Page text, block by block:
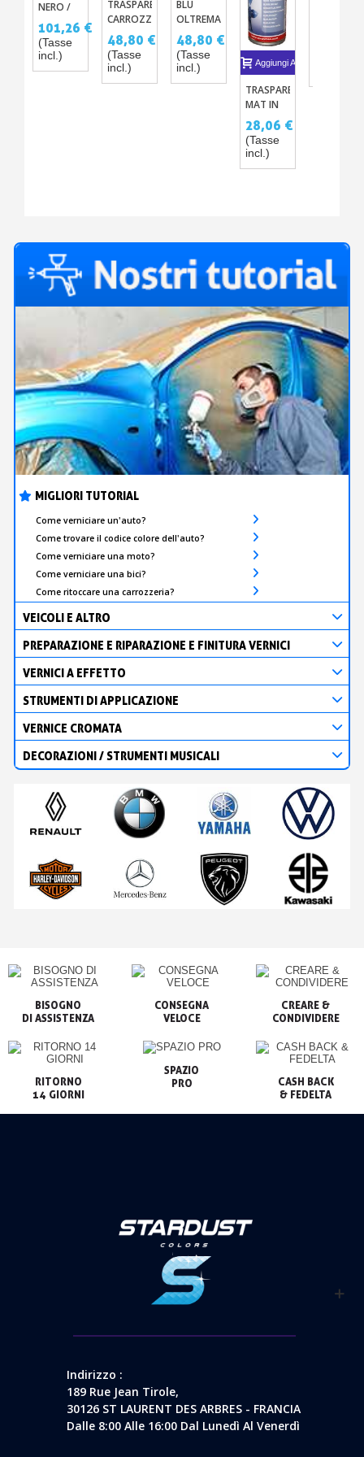
MIGLIORI TUTORIAL
Come verniciare un'auto?
Come trovare il codice colore dell'auto?
Come verniciare una moto?
Come verniciare una bici?
Come ritoccare una carrozzeria?
VEICOLI E ALTRO
PREPARAZIONE E RIPARAZIONE E FINITURA VERNICI
VERNICI A EFFETTO
STRUMENTI DI APPLICAZIONE
VERNICE CROMATA
DECORAZIONI / STRUMENTI MUSICALI
NERO /
BIANCO
OPACO
101,26 €
(Tasse
incl.)
TRASPARENTE
CARROZZERIA
MAT
SATINATO
ST819
48,80 €
(Tasse
incl.)
BLU
OLTREMARE
7
48,80 €
(Tasse
incl.)
Aggiungi Al Carrello
TRASPARENTE
MAT IN
SPRAY
400ML
28,06 €
(Tasse
incl.)
BISOGNO
CONSEGNA
VELOCE
CREARE &
CONDIVIDERE
RITORNO
14 GIORNI
SPAZIO
PRO
CASH BACK
& FEDELTA
Indirizzo :
189 Rue Jean Tirole,
30126 ST LAURENT DES ARBRES - FRANCIA
Dalle 8:00 Alle 16:00 Dal Lunedì Al Venerdì